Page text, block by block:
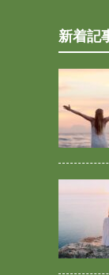
新着記